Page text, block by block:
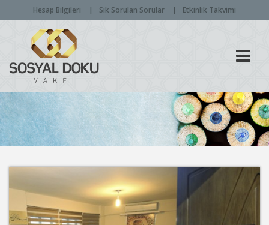
Hesap Bilgileri Sık Sorulan Sorular Etkinlik Takvimi